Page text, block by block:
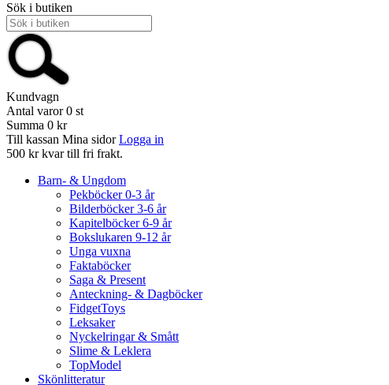
Sök i butiken
Kundvagn
Antal varor 0 st
Summa 0 kr
Till kassan Mina sidor Logga in
500 kr kvar till fri frakt.
Barn- & Ungdom
Pekböcker 0-3 år
Bilderböcker 3-6 år
Kapitelböcker 6-9 år
Bokslukaren 9-12 år
Unga vuxna
Faktaböcker
Saga & Present
Anteckning- & Dagböcker
FidgetToys
Leksaker
Nyckelringar & Smått
Slime & Leklera
TopModel
Skönlitteratur